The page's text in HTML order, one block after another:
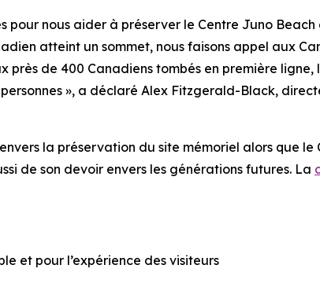
pour nous aider à préserver le Centre Juno
atteint un sommet, nous faisons appel aux
de 400 Canadiens tombés en première ligne,
», a déclaré Alex Fitzgerald-Black,
la préservation du site mémoriel alors que
de son devoir envers les générations futures. La
et pour l’expérience des visiteurs